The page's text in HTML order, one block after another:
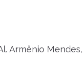
Armênio